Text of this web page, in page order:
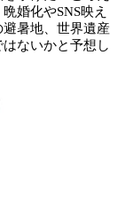
婚化やSNS映え
暑地、世界遺産
ないかと予想し